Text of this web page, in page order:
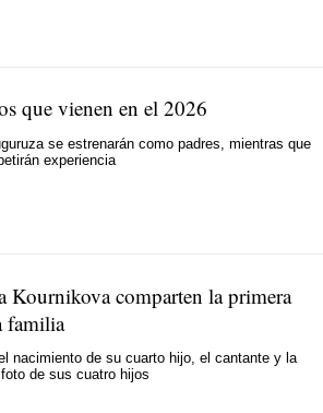
que vienen en el 2026
se estrenarán como padres, mientras que
experiencia
Kournikova comparten la primera
familia
nacimiento de su cuarto hijo, el cantante y la
de sus cuatro hijos